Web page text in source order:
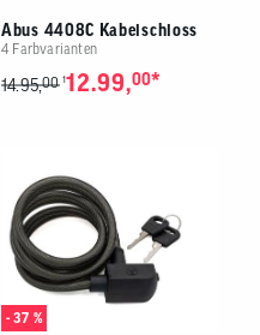
Abus 4408C Kabelschloss
4 Farbvarianten
14.95,00 112.99,00*
- 37 %